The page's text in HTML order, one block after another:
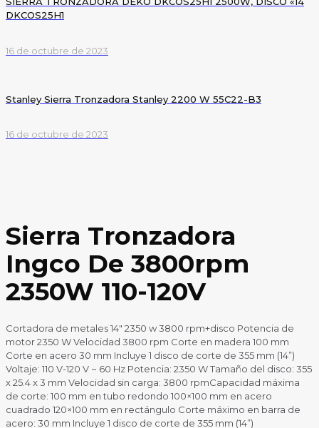
DKCOS25H1
16 de octubre de 2023
Stanley Sierra Tronzadora Stanley 2200 W 55C22-B3
16 de octubre de 2023
Sierra Tronzadora
Ingco De 3800rpm
2350W 110-120V
Cortadora de metales 14″ 2350 w 3800 rpm+disco Potencia de
motor 2350 W Velocidad 3800 rpm Corte en madera 100 mm
Corte en acero 30 mm Incluye 1 disco de corte de 355 mm (14”)
Voltaje: 110 V-120 V ~ 60 Hz Potencia: 2350 W Tamaño del disco: 355
x 25.4 x 3 mm Velocidad sin carga: 3800 rpmCapacidad máxima
de corte: 100 mm en tubo redondo 100×100 mm en acero
cuadrado 120×100 mm en rectángulo Corte máximo en barra de
acero: 30 mm Incluye 1 disco de corte de 355 mm (14”)